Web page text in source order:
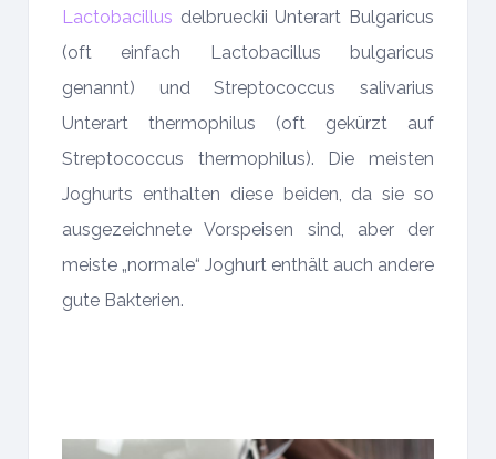
Lactobacillus delbrueckii Unterart Bulgaricus
(oft einfach Lactobacillus bulgaricus
genannt) und Streptococcus salivarius
Unterart thermophilus (oft gekürzt auf
Streptococcus thermophilus). Die meisten
Joghurts enthalten diese beiden, da sie so
ausgezeichnete Vorspeisen sind, aber der
meiste „normale“ Joghurt enthält auch andere
gute Bakterien.